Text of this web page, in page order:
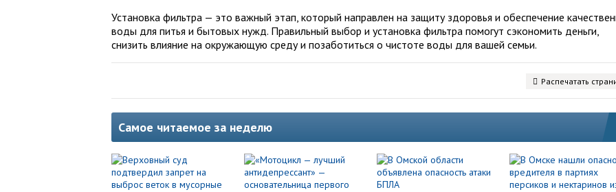
Установка фильтра — это важный этап, который направлен на защиту здоровья и обеспечение
воды для питья и бытовых нужд. Правильный выбор и установка фильтра помогут сэкономить деньги,
снизить влияние на окружающую среду и позаботиться о чистоте воды для вашей семьи.
Распечатать
Самое читаемое за неделю